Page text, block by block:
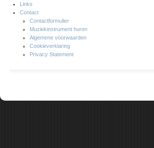
Links
Contact
Contactformulier
Muziekinstrument huren
Algemene voorwaarden
Cookieverklaring
Privacy Statement